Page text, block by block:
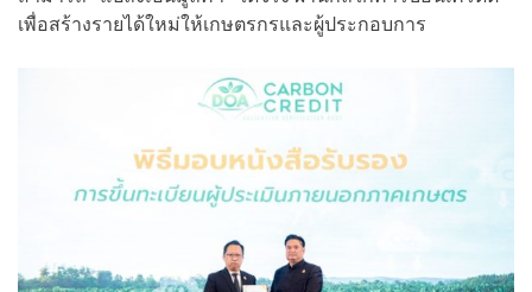
เพื่อสร้างรายได้ใหม่ให้เกษตรกรและผู้ประกอบการ